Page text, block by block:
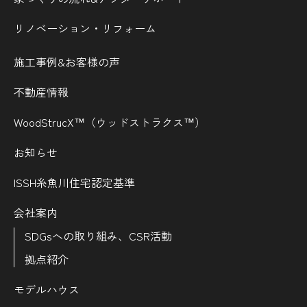
リノベーション・リフォーム
施工事例&お客様の声
不動産情報
WoodStrucX™（ウッドストラクス™）
お知らせ
ISSH糸魚川住宅認定基準
会社案内
SDGsへの取り組み、CSR活動
拠点紹介
モデルハウス